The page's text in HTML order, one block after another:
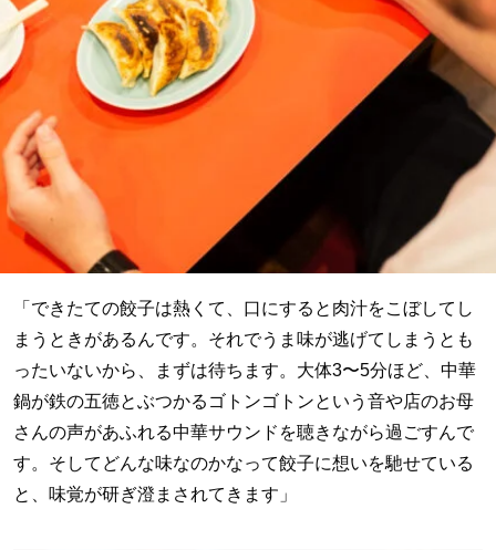
「できたての餃子は熱くて、口にすると肉汁をこぼしてし
まうときがあるんです。それでうま味が逃げてしまうとも
ったいないから、まずは待ちます。大体3〜5分ほど、中華
鍋が鉄の五徳とぶつかるゴトンゴトンという音や店のお母
さんの声があふれる中華サウンドを聴きながら過ごすんで
す。そしてどんな味なのかなって餃子に想いを馳せている
と、味覚が研ぎ澄まされてきます」